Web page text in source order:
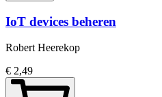
IoT devices beheren
Robert Heerekop
€ 2,49